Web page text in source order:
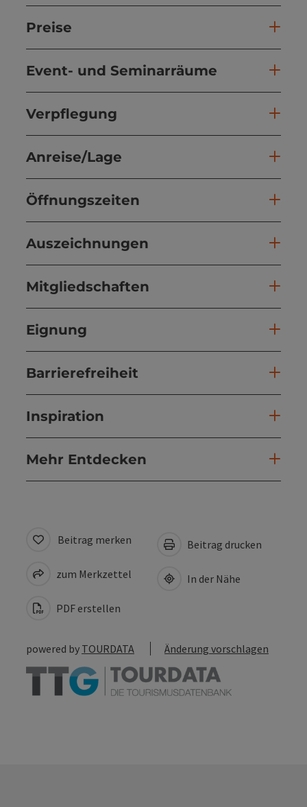
Preise
Event- und Seminarräume
Verpflegung
Anreise/Lage
Öffnungszeiten
Auszeichnungen
Mitgliedschaften
Eignung
Barrierefreiheit
Inspiration
Mehr Entdecken
Beitrag merken
zum Merkzettel
PDF erstellen
Beitrag drucken
In der Nähe
powered by TOURDATA Änderung vorschlagen